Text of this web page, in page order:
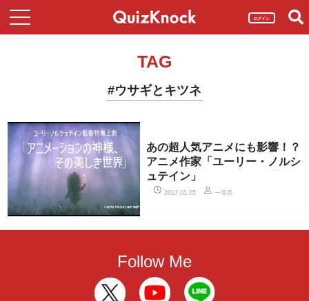
ログイン
TAG
#ウサギとキツネ
あの超人気アニメにも影響！？
アニメ作家「ユーリー・ノルシ
ュテイン」
2017.01.05 一等兵
Follow Me